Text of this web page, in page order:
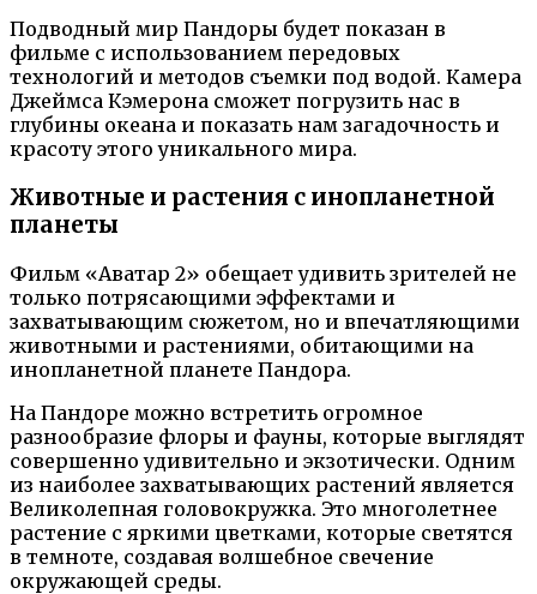
Подводный мир Пандоры будет показан в
фильме с использованием передовых
технологий и методов съемки под водой. Камера
Джеймса Кэмерона сможет погрузить нас в
глубины океана и показать нам загадочность и
красоту этого уникального мира.
Животные и растения с инопланетной
планеты
Фильм «Аватар 2» обещает удивить зрителей не
только потрясающими эффектами и
захватывающим сюжетом, но и впечатляющими
животными и растениями, обитающими на
инопланетной планете Пандора.
На Пандоре можно встретить огромное
разнообразие флоры и фауны, которые выглядят
совершенно удивительно и экзотически. Одним
из наиболее захватывающих растений является
Великолепная головокружка. Это многолетнее
растение с яркими цветками, которые светятся
в темноте, создавая волшебное свечение
окружающей среды.